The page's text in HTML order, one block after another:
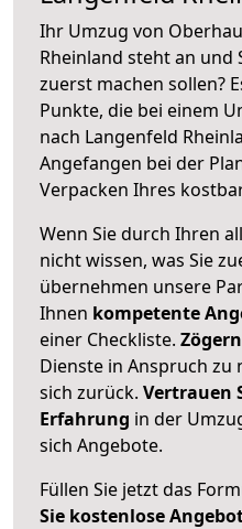
Ihr Umzug von
Rheinland steht an und
zuerst machen sollen?
Punkte, die bei einem
nach Langenfeld
Angefangen bei der
Verpacken Ihres
Wenn Sie durch Ihren
nicht wissen, was Sie
übernehmen unsere
Ihnen kompetente
einer Checkliste.
Dienste in Anspruch zu
sich zurück. Vertrauen
Erfahrung in der
sich Angebote.
Füllen Sie jetzt das
Sie kostenlose